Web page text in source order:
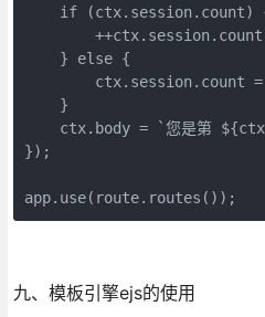
if (ctx.session.count)
    } else {
ctx.session.count =
    }
ctx.body = `您是第
});
九、模板引擎ejs的使用